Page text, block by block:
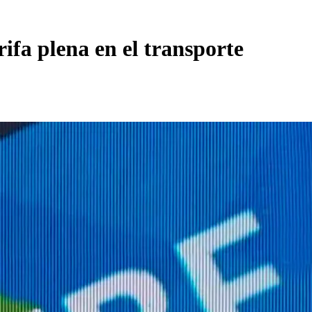
plena en el transporte